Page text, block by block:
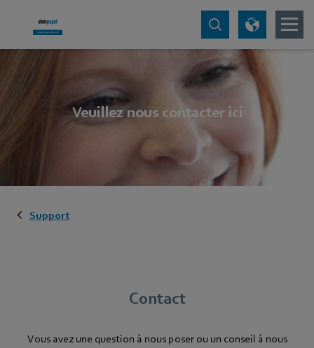
Veuillez nous contacter ici
Support
Contact
Vous avez une question à nous poser ou un conseil à nous